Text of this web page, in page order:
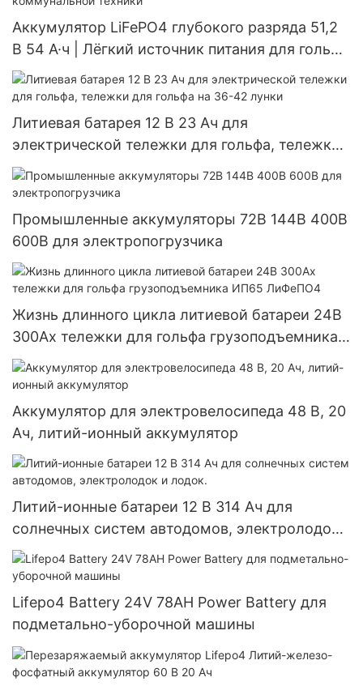
Аккумулятор LiFePO4 глубокого разряда 51,2
В 54 А·ч | Лёгкий источник питания для гольф-
каров, лодок и коммунальной техники
Литиевая батарея 12 В 23 Ач для
электрической тележки для гольфа, тележки
для гольфа на 36-42 лунки
Промышленные аккумуляторы 72В 144В 400В
600В для электропогрузчика
Жизнь длинного цикла литиевой батареи 24В
300Ах тележки для гольфа грузоподъемника
ИП65 ЛиФеПО4
Аккумулятор для электровелосипеда 48 В, 20
Ач, литий-ионный аккумулятор
Литий-ионные батареи 12 В 314 Ач для
солнечных систем автодомов, электролодок
и лодок.
Lifepo4 Battery 24V 78AH Power Battery для
подметально-уборочной машины